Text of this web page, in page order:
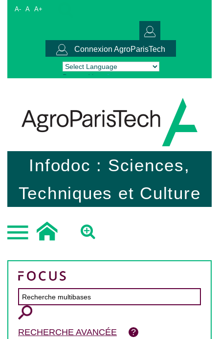
A- A A+
Connexion AgroParisTech
Powered by Translate
Infodoc : Sciences,
Techniques et Culture
RECHERCHE AVANCÉE